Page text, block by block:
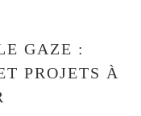
GAZE :
PROJETS À